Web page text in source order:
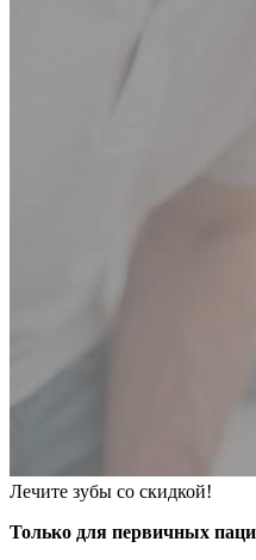
Лечите зубы со скидкой!
Только для первичных